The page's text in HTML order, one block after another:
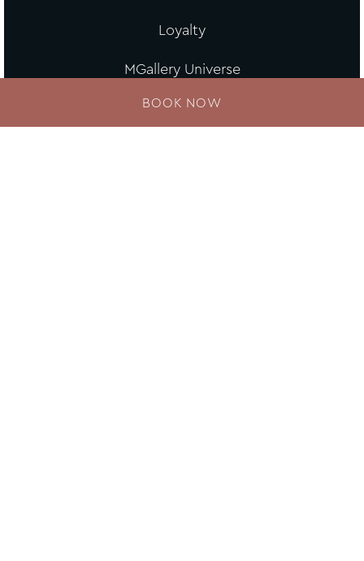
Loyalty
MGallery Universe
Website design
BOOK NOW